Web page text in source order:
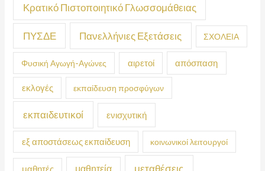
Κρατικό Πιστοποιητικό Γλωσσομάθειας
ΠΥΣΔΕ Πανελλήνιες Εξετάσεις ΣΧΟΛΕΙΑ
Φυσική Αγωγή-Αγώνες αιρετοί απόσπαση
εκλογές εκπαίδευση προσφύγων
εκπαιδευτικοί ενισχυτική
εξ αποστάσεως εκπαίδευση κοινωνικοί λειτουργοί
μαθητές μαθητεία μεταθέσεις